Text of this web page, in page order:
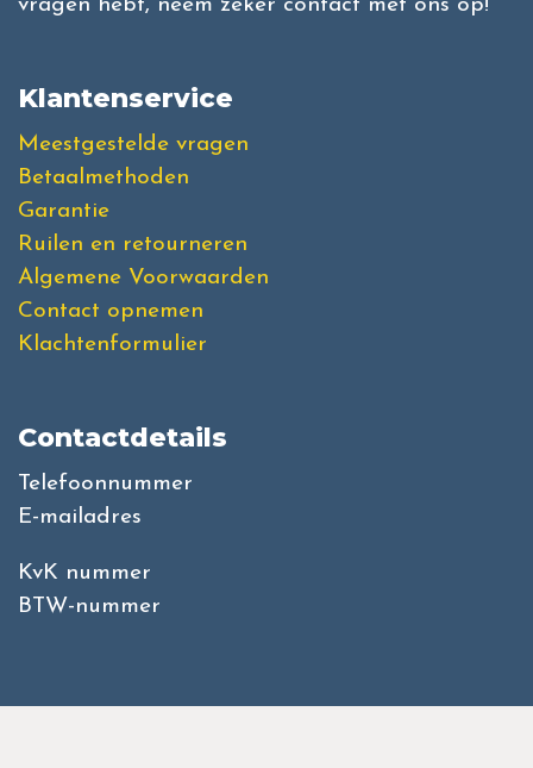
vragen hebt, neem zeker contact met ons op!
Klantenservice
Meestgestelde vragen
Betaalmethoden
Garantie
Ruilen en retourneren
Algemene Voorwaarden
Contact opnemen
Klachtenformulier
Contactdetails
Telefoonnummer
E-mailadres
KvK nummer
BTW-nummer